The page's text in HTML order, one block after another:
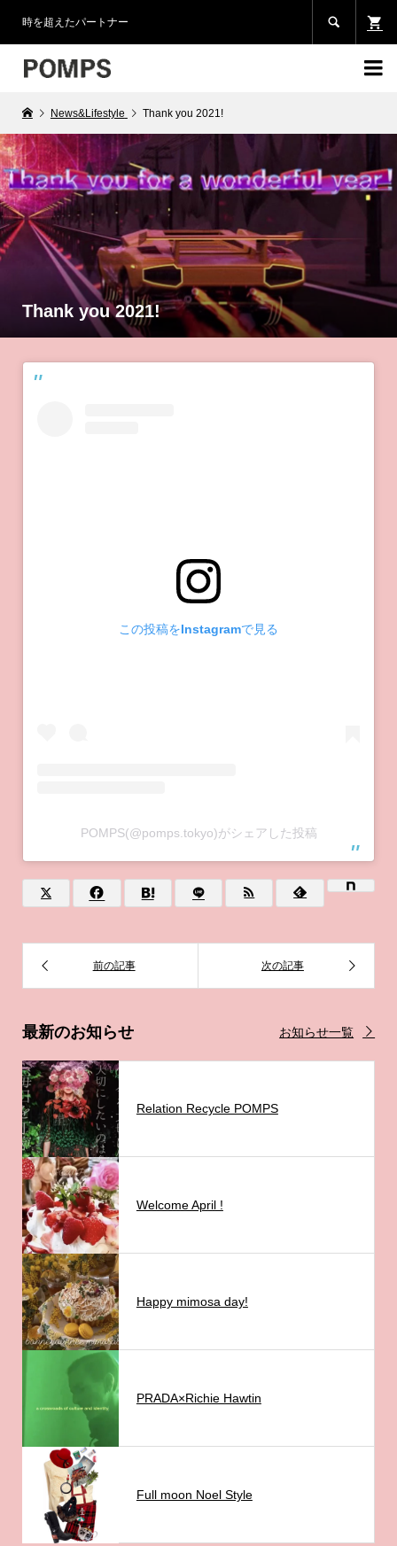
時を超えたパートナー 

News&Lifestyle Thank you 2021!
Thank you 2021!
この投稿をInstagramで見る
POMPS(@pomps.tokyo)がシェアした投稿
最新のお知らせ お知らせ一覧
Relation Recycle POMPS
Welcome April !
Happy mimosa day!
PRADA×Richie Hawtin
Full moon Noel Style